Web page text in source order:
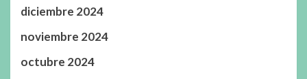
diciembre 2024
noviembre 2024
octubre 2024